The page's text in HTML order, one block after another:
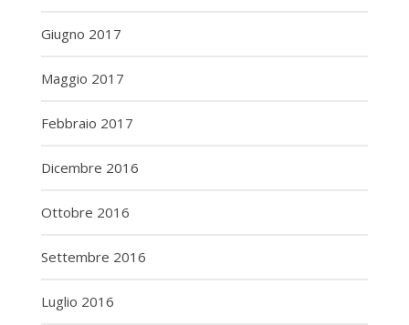
Giugno 2017
Maggio 2017
Febbraio 2017
Dicembre 2016
Ottobre 2016
Settembre 2016
Luglio 2016